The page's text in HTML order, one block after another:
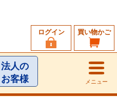
買い物かご
ログイン
法人の
お客様
メニュー